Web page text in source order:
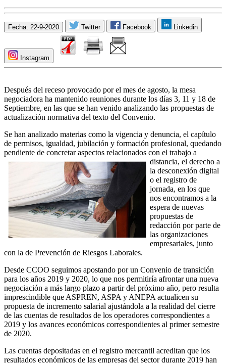
Fecha: 22-9-2020 Twitter Facebook Linkedin
Instagram
Después del receso provocado por el mes de agosto, la mesa
negociadora ha mantenido reuniones durante los días 3, 11 y 18 de
Septiembre, en las que se han venido analizando las propuestas de
actualización normativa del texto del Convenio.
Se han analizado materias como la vigencia y denuncia, el capítulo
de permisos, igualdad, jubilación y formación profesional, quedando
pendiente de concretar aspectos relacionados con el trabajo a
distancia, el derecho a
la desconexión digital
o el registro de
jornada, en los que
nos encontramos a la
espera de nuevas
propuestas de
redacción por parte de
las organizaciones
empresariales, junto
con la de Prevención de Riesgos Laborales.
Desde CCOO seguimos apostando por un Convenio de transición
para los años 2019 y 2020, lo que nos permitiría afrontar una nueva
negociación a más largo plazo a partir del próximo año, pero resulta
imprescindible que ASPREN, ASPA y ANEPA actualicen su
propuesta de incremento salarial ajustándola a la realidad del cierre
de las cuentas de resultados de los operadores correspondientes a
2019 y los avances económicos correspondientes al primer semestre
de 2020.
Las cuentas depositadas en el registro mercantil acreditan que los
resultados económicos de las empresas del sector durante 2019 han